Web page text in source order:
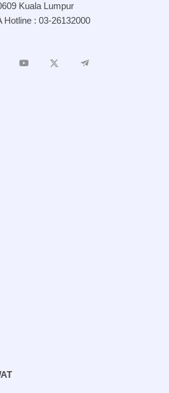
Kuala Lumpur
Hotline : 03-26132000